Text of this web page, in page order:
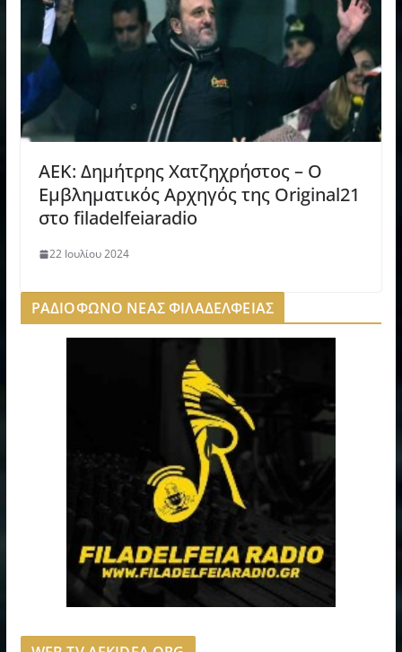
AEK: Δημήτρης Χατζηχρήστος – O
Εμβληματικός Αρχηγός της Original21
στο filadelfeiaradio
22 Ιουλίου 2024
ΡΑΔΙΟΦΩΝΟ ΝΕΑΣ ΦΙΛΑΔΕΛΦΕΙΑΣ